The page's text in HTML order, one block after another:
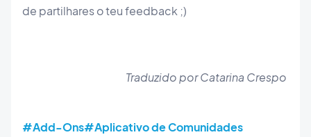
de partilhares o teu feedback ;)
Traduzido por Catarina Crespo
#Add-Ons#Aplicativo de Comunidades